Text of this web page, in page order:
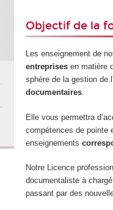
Objectif de la
Les enseignement de
entreprises en matière
sphère de la gestion
documentaires.
Elle vous permettra
compétences de pointe
enseignements
Notre Licence
documentaliste à
passant par des